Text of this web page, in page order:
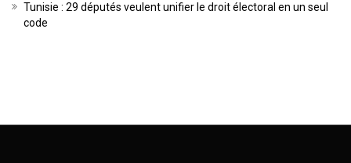
Tunisie : 29 députés veulent unifier le droit électoral en un seul
code